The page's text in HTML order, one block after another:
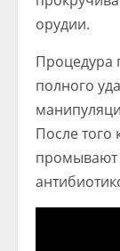
орудии.
Процедура
полного
После того
промывают